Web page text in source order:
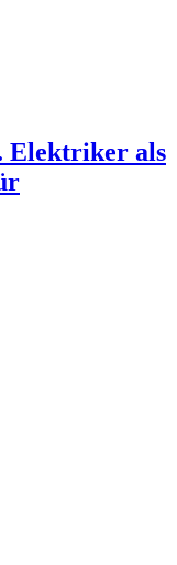
Elektriker als